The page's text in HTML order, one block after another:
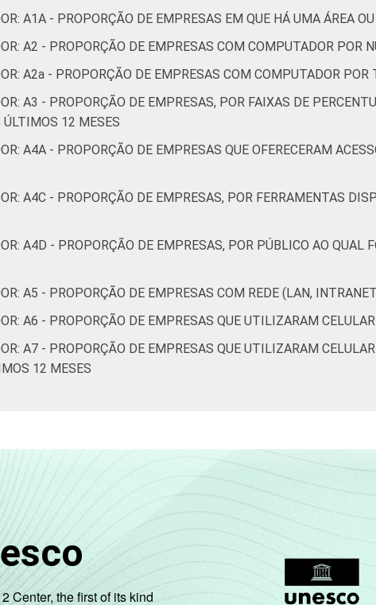
4,1 3,5 2,7 1,4
1,5 2,8 4,1 3,3
empresas. Dados coletados entre setembro de 2014
A1A - PROPORÇÃO DE EMPRESAS EM QUE HÁ UMA ÁREA
A2 - PROPORÇÃO DE EMPRESAS COM COMPUTADOR POR
A2a - PROPORÇÃO DE EMPRESAS COM COMPUTADOR
A3 - PROPORÇÃO DE EMPRESAS, POR FAIXAS DE
12 MESES
DE EMPRESAS QUE OFERECERAM ACESSO ‏REMOTO ÀS PESSOAS
A4C - PROPORÇÃO DE EMPRESAS, POR FERRAMENTAS
A4D - PROPORÇÃO DE EMPRESAS, POR PÚBLICO AO QUAL
A5 - PROPORÇÃO DE EMPRESAS COM REDE (LAN,
A6 - PROPORÇÃO DE EMPRESAS QUE UTILIZARAM
A7 - PROPORÇÃO DE EMPRESAS QUE UTILIZARAM
12 MESES
Center, the first of its kind